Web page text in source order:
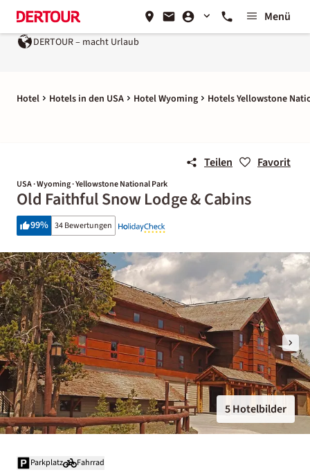
Menü
DERTOUR – macht Urlaub
Hotel Hotels in den USA Hotel Wyoming Hotels Yellowstone
Teilen Favorit
USA · Wyoming · Yellowstone National Park
Old Faithful Snow Lodge & Cabins
99% 34 Bewertungen
5 Hotelbilder
Parkplatz Fahrrad